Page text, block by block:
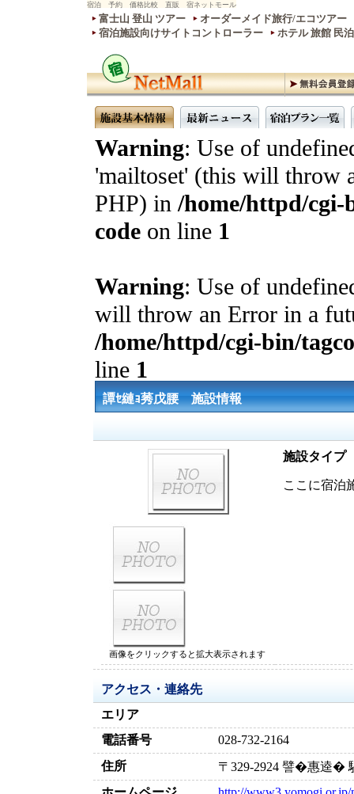
宿泊 予約 価格比較 直販 宿ネットモール
富士山 登山 ツアー
オーダーメイド旅行/エコツアー
宿泊施設向けサイトコントローラー
ホテル 旅館 民
Warning: Use of
'mailtoset' (this will throw
PHP) in/home/httpd/cgi-
code on line 1
Warning: Use of
will throw an Error in a
/home/httpd/cgi-bin/
line 1
譚ｾ縺ｮ莠戊腰 施設情報
施設タイプ
ここに宿泊
画像をクリックすると拡大表示されます
アクセス・連絡先
エリア
電話番号
028-732-2164
住所
〒329-2924 譬�惠逵�